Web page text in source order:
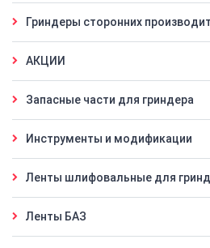
Гриндеры сторонних
АКЦИИ
Запасные части для гриндера
Инструменты и модификации
Ленты шлифовальные для
Ленты БАЗ